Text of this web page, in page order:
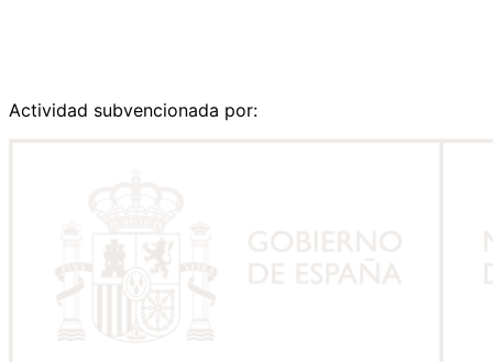
Actividad subvencionada por: